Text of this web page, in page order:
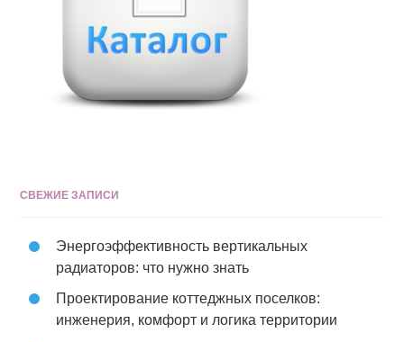
СВЕЖИЕ ЗАПИСИ
Энергоэффективность вертикальных
радиаторов: что нужно знать
Проектирование коттеджных поселков:
инженерия, комфорт и логика территории